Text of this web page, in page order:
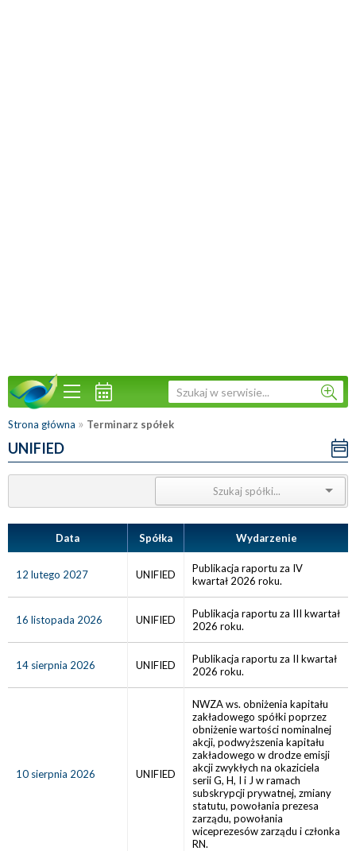
Strona główna » Terminarz spółek
UNIFIED
Data Spółka Wydarzenie
12 lutego 2027 UNIFIED
Publikacja raportu za IV
kwartał 2026 roku.
16 listopada 2026 UNIFIED
Publikacja raportu za III kwartał
2026 roku.
14 sierpnia 2026 UNIFIED
Publikacja raportu za II kwartał
2026 roku.
10 sierpnia 2026 UNIFIED
NWZA ws. obniżenia kapitału
zakładowego spółki poprzez
obniżenie wartości nominalnej
akcji, podwyższenia kapitału
zakładowego w drodze emisji
akcji zwykłych na okaziciela
serii G, H, I i J w ramach
subskrypcji prywatnej, zmiany
statutu, powołania prezesa
zarządu, powołania
wiceprezesów zarządu i członka
RN.